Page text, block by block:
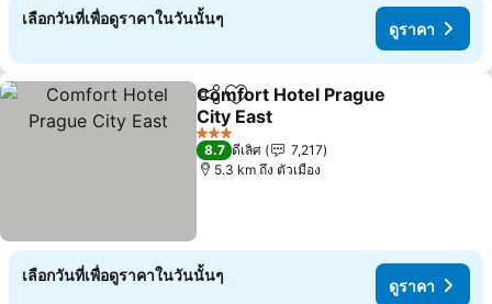
เลือกวันที่เพื่อดูราคาในวันนั้นๆ
ดูราคา
แชร์ เพิ่มในรายการโปรด
Comfort Hotel Prague
City East
3 ดาว
8.7 ดีเลิศ
7,217
5.3 km ถึง ตัวเมือง
เลือกวันที่เพื่อดูราคาในวันนั้นๆ
ดูราคา